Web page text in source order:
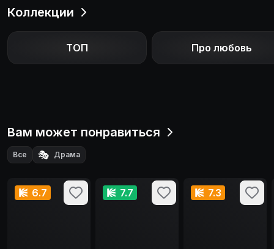
Коллекции
ТОП Про любовь
Вам может понравиться
Все 🎭 Драма
6.7 7.7 7.3